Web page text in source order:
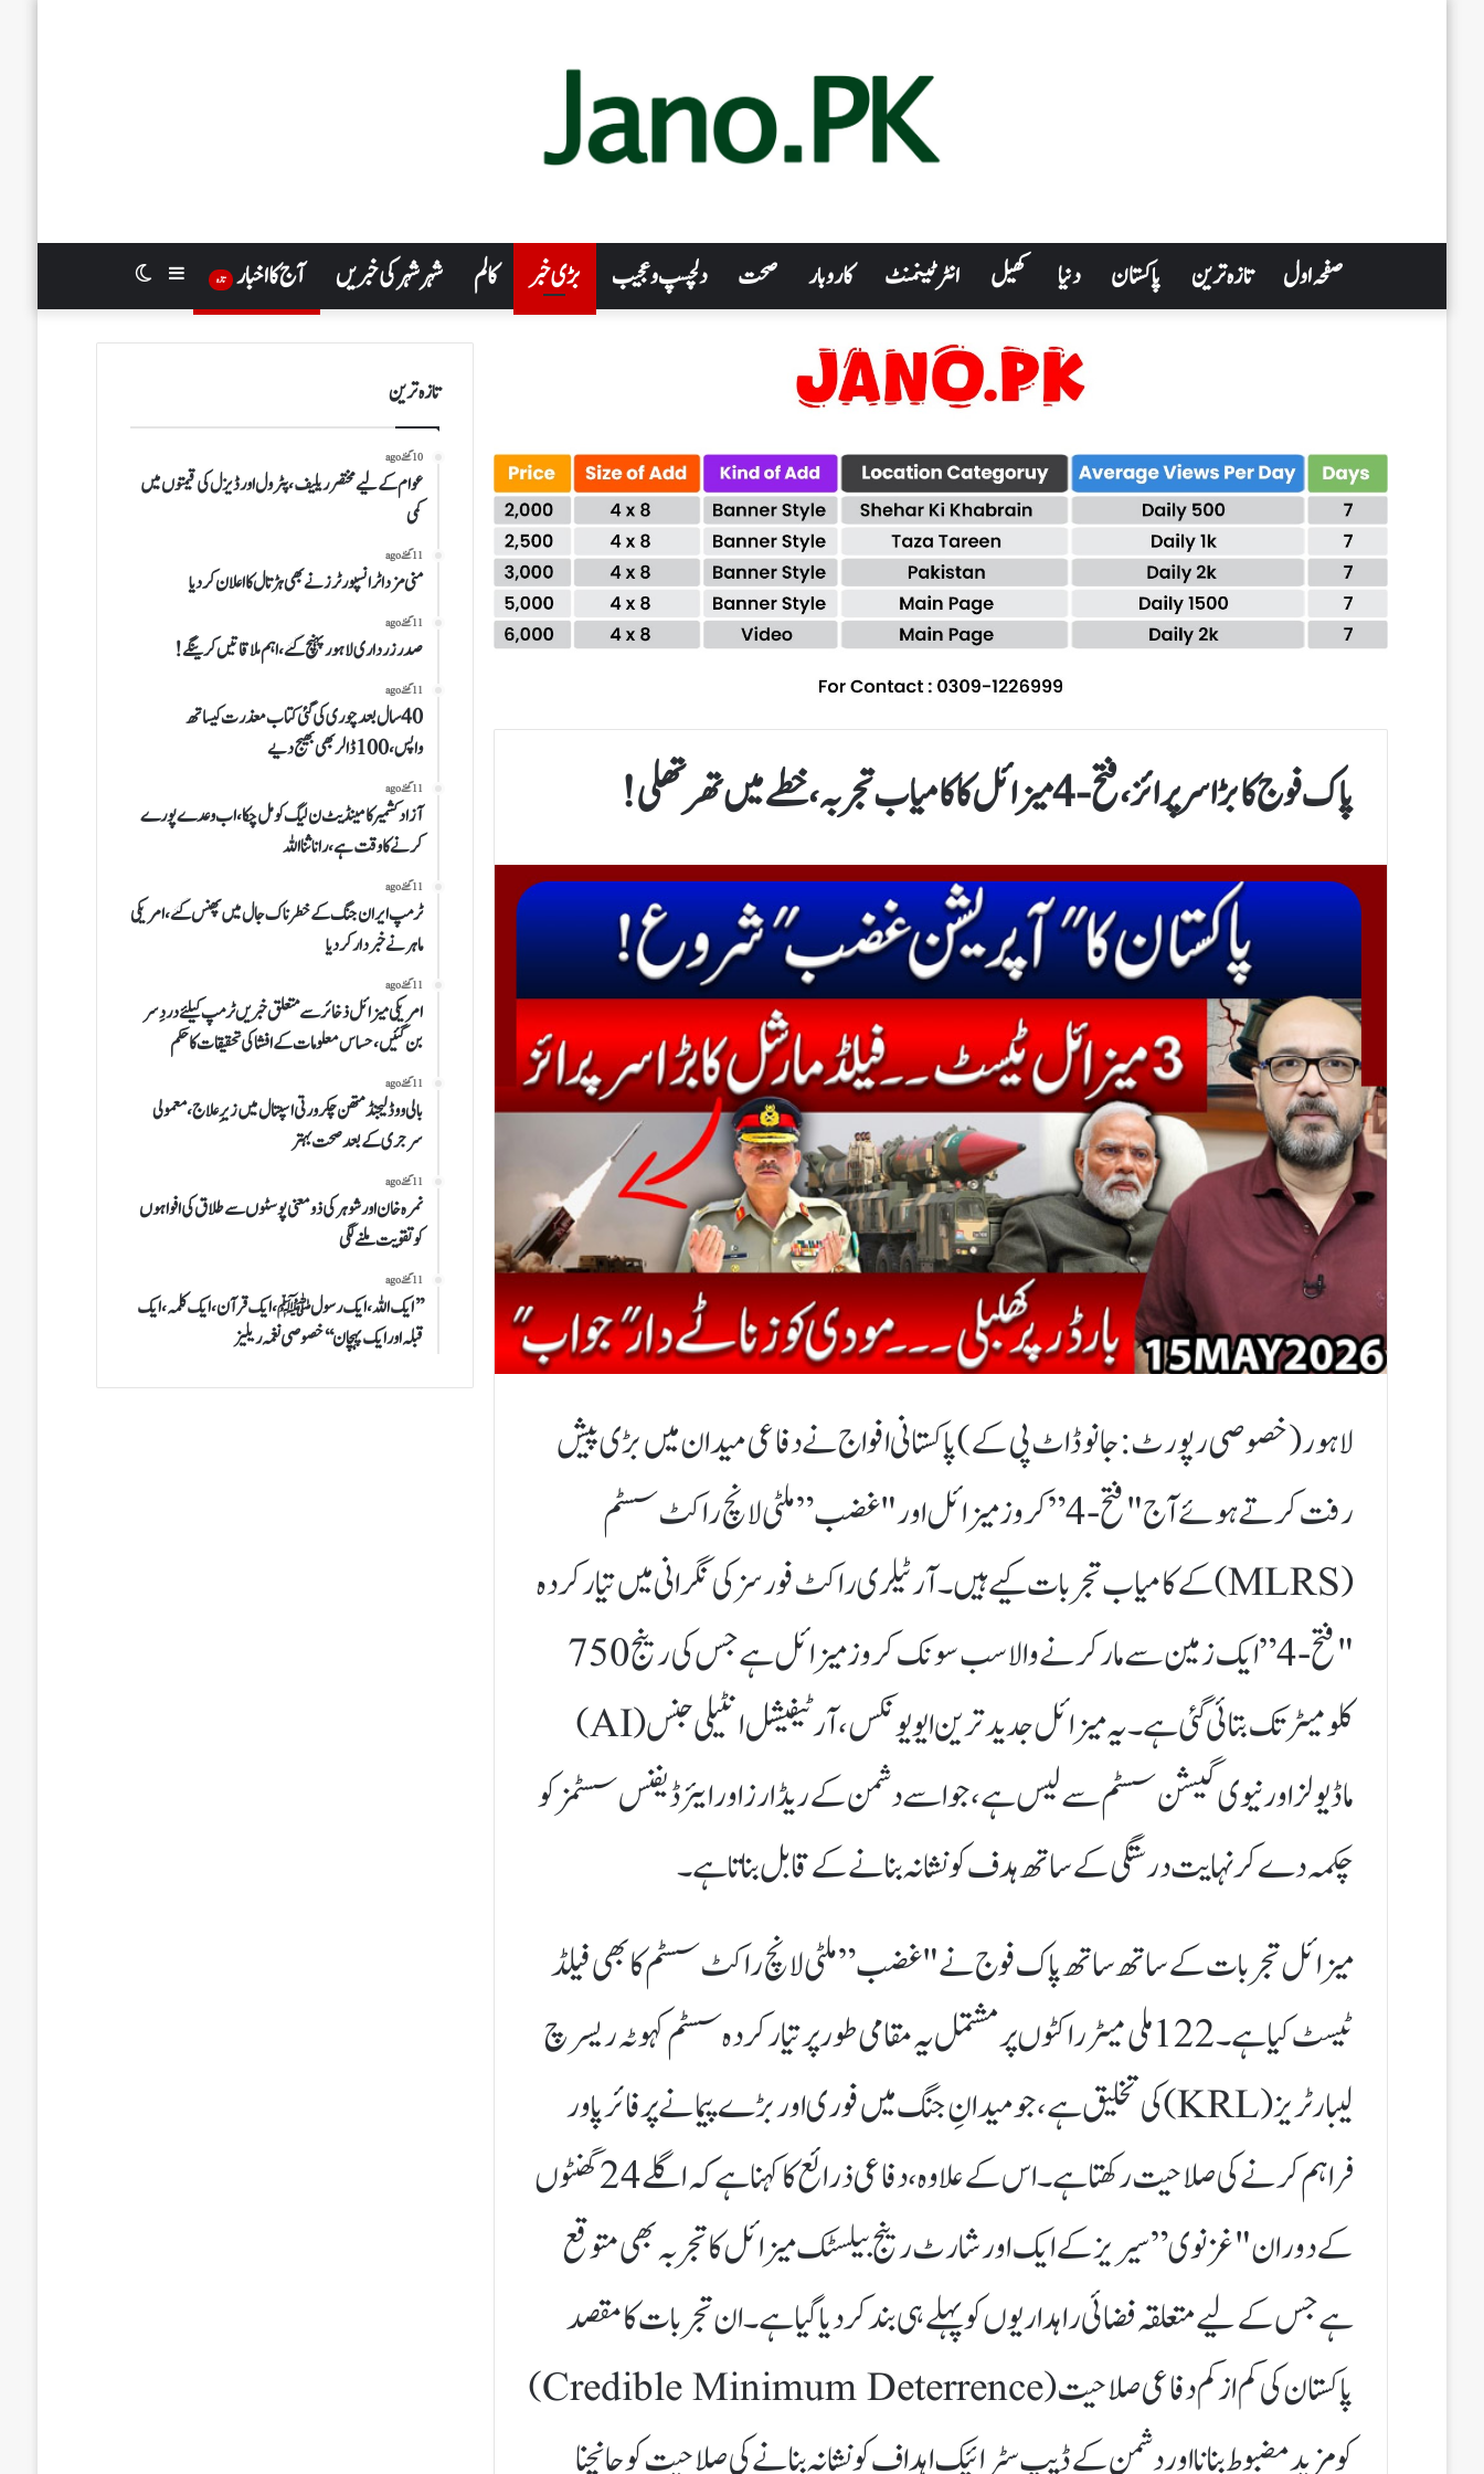
صفحہ اول تازہ ترین پاکستان دنیا کھیل انٹرٹینمنٹ کاروبار صحت دلچسپ و عجیب بڑی خبر کالم شہر شہر کی خبریں آج کا اخبار تازہ Switch
skin
Sidebar
پاک فوج کابڑاسرپرائز،فتح-4میزائل کا کامیاب تجربہ،خطے میں تھرتھلی!
لاہور(خصوصی رپورٹ:جانو ڈاٹ پی کے)​پاکستانی افواج نے دفاعی میدان میں بڑی پیش
رفت کرتے ہوئے آج "فتح-4” کروز میزائل اور "غضب” ملٹی لانچ راکٹ سسٹم
(MLRS) کے کامیاب تجربات کیے ہیں۔ آرٹیلری راکٹ فورسز کی نگرانی میں تیار کردہ
"فتح-4” ایک زمین سے مار کرنے والا سب سونک کروز میزائل ہے جس کی رینج 750
کلومیٹر تک بتائی گئی ہے۔ یہ میزائل جدید ترین ایویونکس، آرٹیفیشل انٹیلی جنس (AI)
ماڈیولز اور نیوی گیشن سسٹم سے لیس ہے، جو اسے دشمن کے ریڈارز اور ایئر ڈیفنس سسٹمز کو
چکمہ دے کر نہایت درستگی کے ساتھ ہدف کو نشانہ بنانے کے قابل بناتا ہے۔
​میزائل تجربات کے ساتھ ساتھ پاک فوج نے "غضب” ملٹی لانچ راکٹ سسٹم کا بھی فیلڈ
ٹیسٹ کیا ہے۔ 122 ملی میٹر راکٹوں پر مشتمل یہ مقامی طور پر تیار کردہ سسٹم کہوٹہ ریسرچ
لیبارٹریز (KRL) کی تخلیق ہے، جو میدانِ جنگ میں فوری اور بڑے پیمانے پر فائر پاور
فراہم کرنے کی صلاحیت رکھتا ہے۔ اس کے علاوہ، دفاعی ذرائع کا کہنا ہے کہ اگلے 24 گھنٹوں
کے دوران "غزنوی” سیریز کے ایک اور شارٹ رینج بیلسٹک میزائل کا تجربہ بھی متوقع
ہے جس کے لیے متعلقہ فضائی راہداریوں کو پہلے ہی بند کر دیا گیا ہے۔ ان تجربات کا مقصد
پاکستان کی کم از کم دفاعی صلاحیت (Credible Minimum Deterrence)
کو مزید مضبوط بنانا اور دشمن کے ڈیپ سٹرائیک اہداف کو نشانہ بنانے کی صلاحیت کو جانچنا
تازہ ترین
10 گھنٹے ago
عوام کے لیے مختصر ریلیف، پٹرول اور ڈیزل کی قیمتوں میں
کمی
11 گھنٹے ago
منی مزداٹرانسپورٹرز نے بھی ہڑتال کااعلان کردیا
11 گھنٹے ago
صدرزرداری لاہور پہنچ گئے،اہم ملاقاتیں کرینگے!
11 گھنٹے ago
40سال بعدچوری کی گئی کتاب معذرت کیساتھ
واپس،100ڈالر بھی بھیج دیے
11 گھنٹے ago
آزاد کشمیر کامینڈیٹ ن لیگ کو مل چکا،اب وعدے پورے
کرنے کا وقت ہے،رانا ثنا اللہ
11 گھنٹے ago
ٹرمپ ایران جنگ کے خطرناک جال میں پھنس گئے، امریکی
ماہر نے خبردار کردیا
11 گھنٹے ago
امریکی میزائل ذخائر سے متعلق خبریں ٹرمپ کیلئے دردِ سر
بن گئیں،حساس معلومات کے افشا کی تحقیقات کاحکم
11 گھنٹے ago
بالی ووڈ لیجنڈ متھن چکرورتی اسپتال میں زیرِ علاج، معمولی
سرجری کے بعد صحت بہتر
11 گھنٹے ago
نمرہ خان اورشوہر کی ذومعنی پوسٹوں سے طلاق کی افواہوں
کو تقویت ملنے لگی
11 گھنٹے ago
’’ایک اللہ،ایک رسولﷺ،ایک قرآن،ایک کلمہ،ایک
قبلہ اورایک پہچان‘‘خصوصی نغمہ ریلیز